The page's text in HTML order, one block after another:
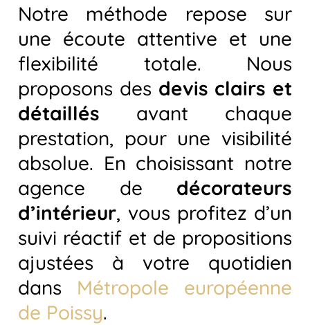
Notre méthode repose sur
une écoute attentive et une
flexibilité totale. Nous
proposons des devis clairs et
détaillés avant chaque
prestation, pour une visibilité
absolue. En choisissant notre
agence de décorateurs
d’intérieur, vous profitez d’un
suivi réactif et de propositions
ajustées à votre quotidien
dans Métropole européenne
de Poissy.